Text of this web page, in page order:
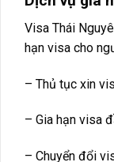
Visa Thái
hạn visa cho
– Thủ tục xin
– Gia hạn visa
– Chuyển đổi